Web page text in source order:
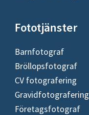
Fototjänster
Barnfotograf
Bröllopsfotograf
CV fotografering
Gravidfotografering
Företagsfotograf